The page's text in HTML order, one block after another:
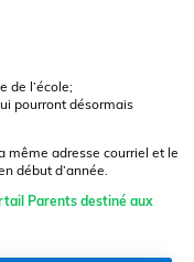
de l’école;
pourront désormais
même adresse courriel et le
début d’année.
Parents destiné aux